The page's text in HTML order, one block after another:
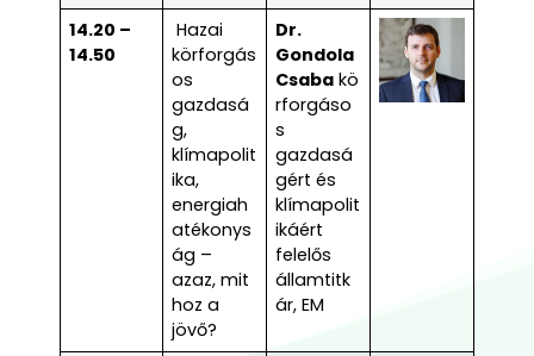
14.20 –
14.50
Hazai
körforgás
os
gazdasá
g,
klímapolit
ika,
energiah
atékonys
ág –
azaz, mit
hoz a
jövő?
Dr.
Gondola
Csaba kö
rforgáso
s
gazdasá
gért és
klímapolit
ikáért
felelős
államtitk
ár, EM